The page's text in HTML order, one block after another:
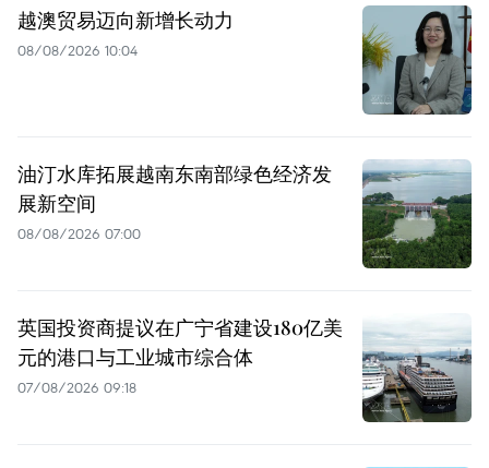
越澳贸易迈向新增长动力
08/08/2026 10:04
油汀水库拓展越南东南部绿色经济发
展新空间
08/08/2026 07:00
英国投资商提议在广宁省建设180亿美
元的港口与工业城市综合体
07/08/2026 09:18